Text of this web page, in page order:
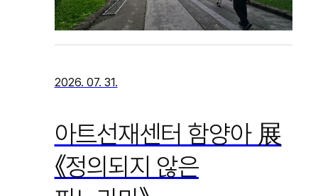
2026. 07. 31.
아트선재센터 함양아 展
《정의되지 않은